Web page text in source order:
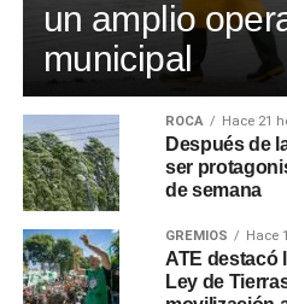
un amplio
municipal
ROCA Hace 21
Después de
ser
de semana
GREMIOS Hace
ATE destacó
Ley de